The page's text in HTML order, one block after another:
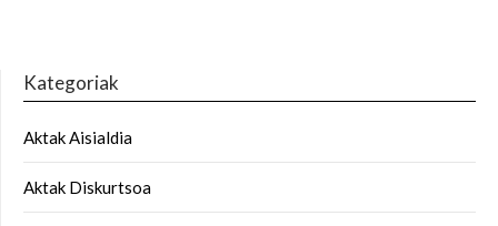
Kategoriak
Aktak Aisialdia
Aktak Diskurtsoa